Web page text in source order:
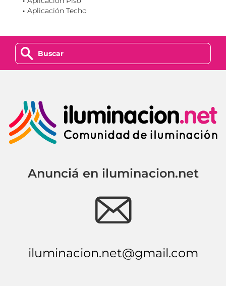
Aplicación Techo
z
Anunciá en iluminacion.net
e
iluminacion.net@gmail.com